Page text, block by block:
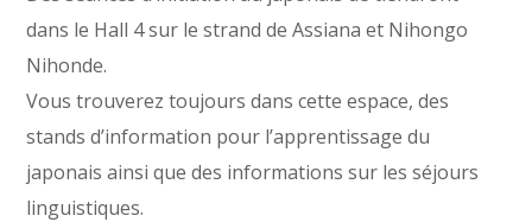
dans le Hall 4 sur le strand de Assiana et Nihongo
Nihonde.
Vous trouverez toujours dans cette espace, des
stands d’information pour l’apprentissage du
japonais ainsi que des informations sur les séjours
linguistiques.